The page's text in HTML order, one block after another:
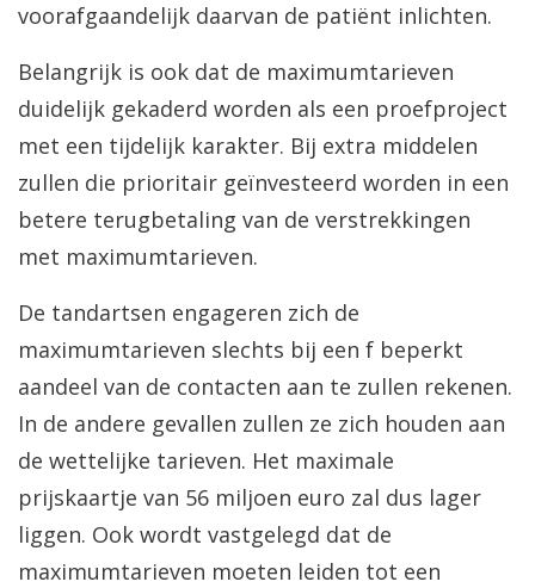
voorafgaandelijk daarvan de patiënt inlichten.
Belangrijk is ook dat de maximumtarieven
duidelijk gekaderd worden als een proefproject
met een tijdelijk karakter. Bij extra middelen
zullen die prioritair geïnvesteerd worden in een
betere terugbetaling van de verstrekkingen
met maximumtarieven.
De tandartsen engageren zich de
maximumtarieven slechts bij een f beperkt
aandeel van de contacten aan te zullen rekenen.
In de andere gevallen zullen ze zich houden aan
de wettelijke tarieven. Het maximale
prijskaartje van 56 miljoen euro zal dus lager
liggen. Ook wordt vastgelegd dat de
maximumtarieven moeten leiden tot een